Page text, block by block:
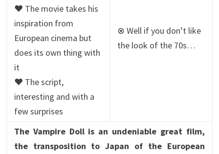
♥ The movie takes his
inspiration from
European cinema but
does its own thing with
it
♥ The script,
interesting and with a
few surprises
⊗ Well if you don’t like
the look of the 70s…
The Vampire Doll is an undeniable great film,
the transposition to Japan of the European